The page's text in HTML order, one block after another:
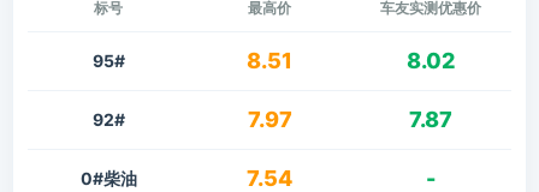
标号 最高价 车友实测优惠价
95# 8.51 8.02
92# 7.97 7.87
0#柴油 7.54 -